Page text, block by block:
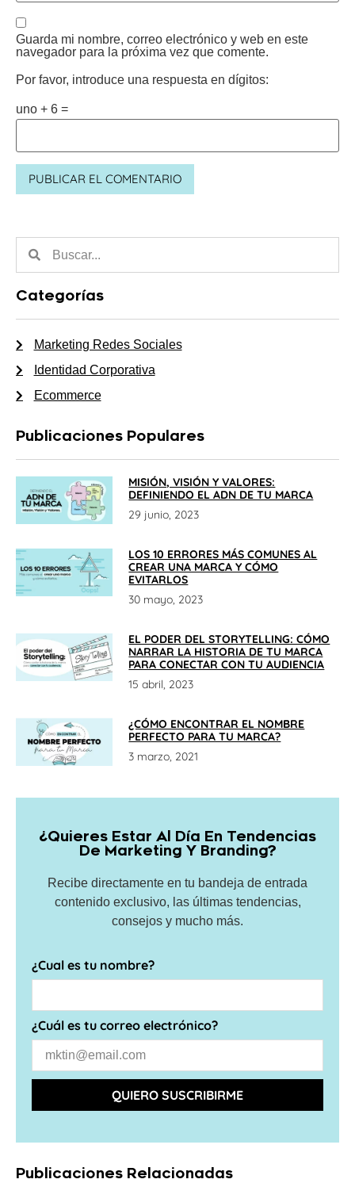
Guarda mi nombre, correo electrónico y web en este
navegador para la próxima vez que comente.
Por favor, introduce una respuesta en dígitos:
uno + 6 =
Categorías
Marketing Redes Sociales
Identidad Corporativa
Ecommerce
Publicaciones Populares
MISIÓN, VISIÓN Y VALORES:
DEFINIENDO EL ADN DE TU MARCA
29 junio, 2023
LOS 10 ERRORES MÁS COMUNES AL
CREAR UNA MARCA Y CÓMO
EVITARLOS
30 mayo, 2023
EL PODER DEL STORYTELLING: CÓMO
NARRAR LA HISTORIA DE TU MARCA
PARA CONECTAR CON TU AUDIENCIA
15 abril, 2023
¿CÓMO ENCONTRAR EL NOMBRE
PERFECTO PARA TU MARCA?
3 marzo, 2021
¿Quieres Estar Al Día En Tendencias
De Marketing Y Branding?
Recibe directamente en tu bandeja de entrada
contenido exclusivo, las últimas tendencias,
consejos y mucho más.
¿Cual es tu nombre?
¿Cuál es tu correo electrónico?
QUIERO SUSCRIBIRME
Publicaciones Relacionadas